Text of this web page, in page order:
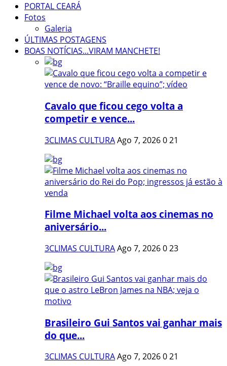
PORTAL CEARÁ
Fotos
Galeria
ÚLTIMAS POSTAGENS
BOAS NOTÍCIAS...VIRAM MANCHETE!
Cavalo que ficou cego volta a
competir e vence...
3CLIMAS CULTURAAgo 7, 2026021
Filme Michael volta aos cinemas no
aniversário...
3CLIMAS CULTURAAgo 7, 2026023
Brasileiro Gui Santos vai ganhar mais
do que...
3CLIMAS CULTURAAgo 7, 2026021